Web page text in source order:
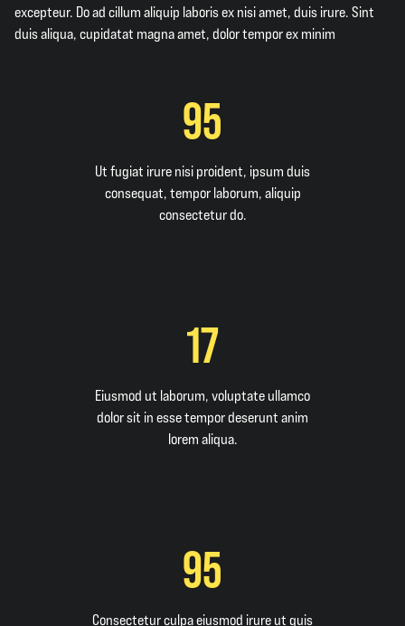
excepteur. Do ad cillum aliquip laboris ex nisi amet, duis irure. Sint
duis aliqua, cupidatat magna amet, dolor tempor ex minim
95
Ut fugiat irure nisi proident, ipsum duis
consequat, tempor laborum, aliquip
consectetur do.
17
Eiusmod ut laborum, voluptate ullamco
dolor sit in esse tempor deserunt anim
lorem aliqua.
95
Consectetur culpa eiusmod irure ut quis